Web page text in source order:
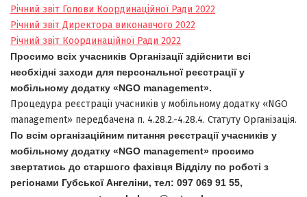
Річний звіт Голови Координаційної Ради 2022
Річний звіт Директора виконавчого 2022
Річний звіт Координаційної Ради 2022
Просимо всіх учасників Організації здійснити всі
необхідні заходи для персональної реєстрації у
мобільному додатку «NGO management».
Процедура реєстрації учасників у мобільному додатку «NGO
management» передбачена п. 4.28.2.-4.28.4. Статуту Організація.
По всім організаційним питання реєстрації учасників у
мобільному додатку «NGO management» просимо
звертатись до старшого фахівця Відділу по роботі з
регіонами Губської Ангеліни, тел: 097 069 91 55,